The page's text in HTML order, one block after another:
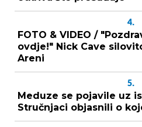
4.
FOTO & VIDEO /
ovdje!" Nick Cave
Areni
5.
Meduze se pojavile uz
Stručnjaci objasnili o